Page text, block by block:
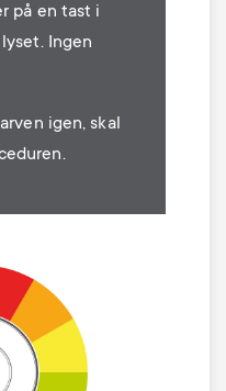
på en tast i
Ingen
igen, skal